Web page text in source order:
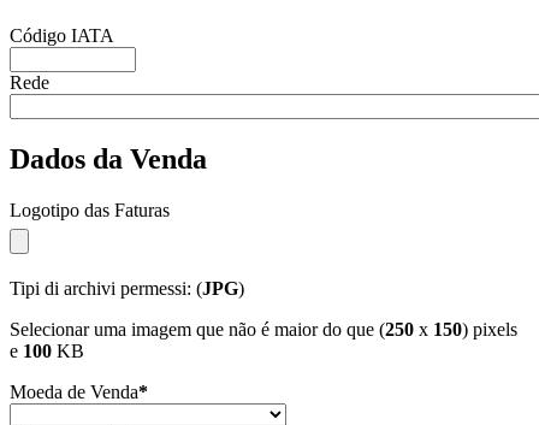
Código IATA
Rede
Dados da Venda
Logotipo das Faturas
Tipi di archivi permessi: (JPG)
Selecionar uma imagem que não é maior do que (250 x 150) pixels
e 100 KB
Moeda de Venda*